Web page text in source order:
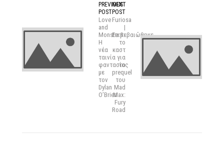
PREVIOUS
POST
Love
and
Monsters:
H
νέα
ταινία
φαντασίας
με
τον
Dylan
O’Brien
NEXT
POST
Furiosa
|
Επιβεβαιώθηκε
το
καστ
για
το
prequel
του
Mad
Max:
Fury
Road